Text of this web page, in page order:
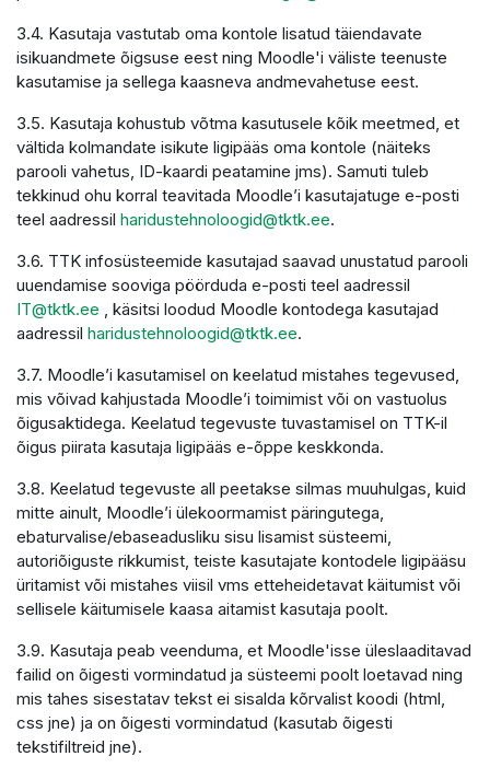
3.4. Kasutaja vastutab oma kontole lisatud täiendavate
isikuandmete õigsuse eest ning Moodle'i väliste teenuste
kasutamise ja sellega kaasneva andmevahetuse eest.
3.5. Kasutaja kohustub võtma kasutusele kõik meetmed, et
vältida kolmandate isikute ligipääs oma kontole (näiteks
parooli vahetus, ID-kaardi peatamine jms). Samuti tuleb
tekkinud ohu korral teavitada Moodle’i kasutajatuge e-posti
teel aadressil haridustehnoloogid@tktk.ee.
3.6. TTK infosüsteemide kasutajad saavad unustatud parooli
uuendamise sooviga pöörduda e-posti teel aadressil
IT@tktk.ee , käsitsi loodud Moodle kontodega kasutajad
aadressil haridustehnoloogid@tktk.ee.
3.7. Moodle’i kasutamisel on keelatud mistahes tegevused,
mis võivad kahjustada Moodle’i toimimist või on vastuolus
õigusaktidega. Keelatud tegevuste tuvastamisel on TTK-il
õigus piirata kasutaja ligipääs e-õppe keskkonda.
3.8. Keelatud tegevuste all peetakse silmas muuhulgas, kuid
mitte ainult, Moodle’i ülekoormamist päringutega,
ebaturvalise/ebaseadusliku sisu lisamist süsteemi,
autoriõiguste rikkumist, teiste kasutajate kontodele ligipääsu
üritamist või mistahes viisil vms etteheidetavat käitumist või
sellisele käitumisele kaasa aitamist kasutaja poolt.
3.9. Kasutaja peab veenduma, et Moodle'isse üleslaaditavad
failid on õigesti vormindatud ja süsteemi poolt loetavad ning
mis tahes sisestatav tekst ei sisalda kõrvalist koodi (html,
css jne) ja on õigesti vormindatud (kasutab õigesti
tekstifiltreid jne).